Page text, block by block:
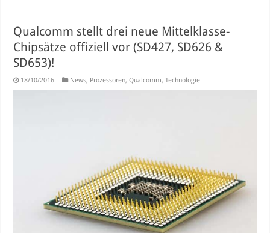
Qualcomm stellt drei neue Mittelklasse-
Chipsätze offiziell vor (SD427, SD626 &
SD653)!
18/10/2016 News, Prozessoren,Qualcomm,Technologie